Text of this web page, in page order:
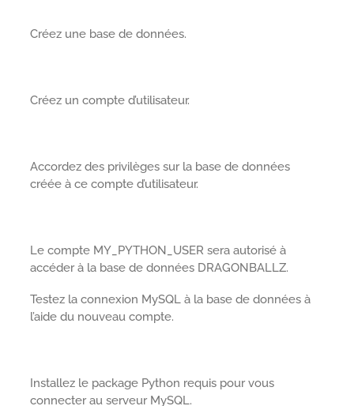
Créez une base de données.
Créez un compte d’utilisateur.
Accordez des privilèges sur la base de données
créée à ce compte d’utilisateur.
Le compte MY_PYTHON_USER sera autorisé à
accéder à la base de données DRAGONBALLZ.
Testez la connexion MySQL à la base de données à
l’aide du nouveau compte.
Installez le package Python requis pour vous
connecter au serveur MySQL.